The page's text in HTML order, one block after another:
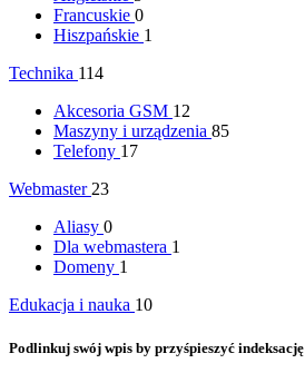
Francuskie 0
Hiszpańskie 1
Technika 114
Akcesoria GSM 12
Maszyny i urządzenia 85
Telefony 17
Webmaster 23
Aliasy 0
Dla webmastera 1
Domeny 1
Edukacja i nauka 10
Podlinkuj swój wpis by przyśpieszyć indeksację